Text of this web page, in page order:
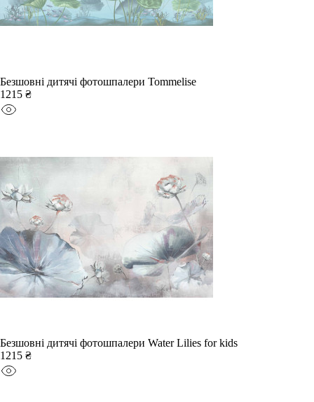
Безшовні дитячі фотошпалери Tommelise
1215 ₴
Безшовні дитячі фотошпалери Water Lilies for kids
1215 ₴